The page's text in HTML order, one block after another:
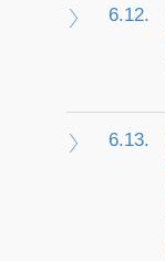
6.12.
6.13.